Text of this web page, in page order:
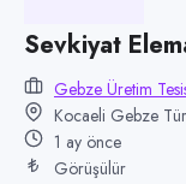
11 Haziran 2026
Son geçerlilik
9 Eylül 2026
Başvuru kanalları
Sevkiyat
Gebze Üretim
Kocaeli Gebze
1 ay önce
Görüşülür